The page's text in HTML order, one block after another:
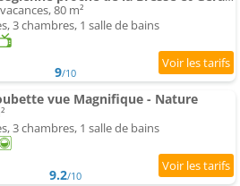
80 m²
3 chambres, 1 salle de bains
9/10
vue Magnifique - Nature
3 chambres, 1 salle de bains
9.2/10